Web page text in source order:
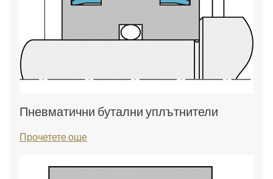
Пневматични бутални уплътнители
Прочетете още